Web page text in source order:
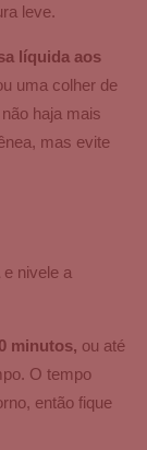
leve.
líquida aos
uma colher de
haja mais
mas evite
e nivele a
minutos, ou até
O tempo
então fique